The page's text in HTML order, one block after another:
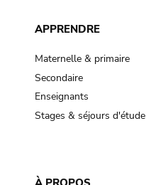
APPRENDRE
Maternelle & primaire
Secondaire
Enseignants
Stages & séjours d'étude